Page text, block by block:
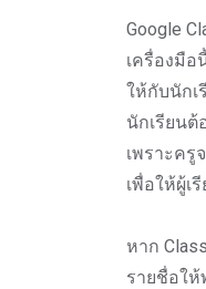
Google
เครื่องมือ
ให้กับนักเ
นักเรียนต้
เพราะครู
เพื่อให้ผู้เ
หาก
รายชื่อใ